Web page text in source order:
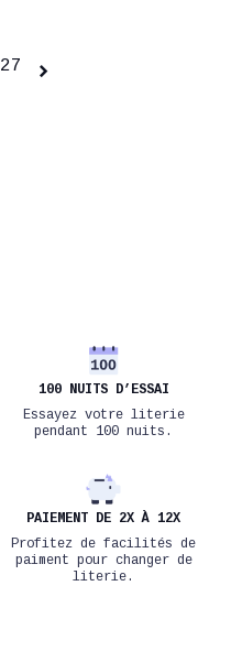
27 
100 NUITS D’ESSAI
Essayez votre literie
pendant 100 nuits.
PAIEMENT DE 2X À 12X
Profitez de facilités de
paiment pour changer de
literie.